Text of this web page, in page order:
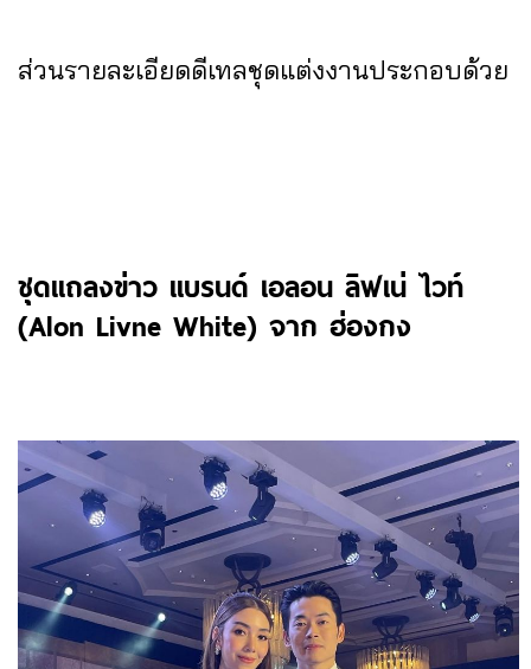
ส่วนรายละเอียดดีเทลชุดแต่งงานประกอบด้วย
ชุดแถลงข่าว แบรนด์ เอลอน ลิฟเน่ ไวท์
(Alon Livne White) จาก ฮ่องกง